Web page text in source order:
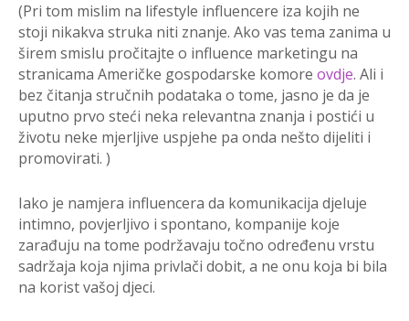
(Pri tom mislim na lifestyle influencere iza kojih ne
stoji nikakva struka niti znanje. Ako vas tema zanima u
širem smislu pročitajte o influence marketingu na
stranicama Američke gospodarske komore ovdje. Ali i
bez čitanja stručnih podataka o tome, jasno je da je
uputno prvo steći neka relevantna znanja i postići u
životu neke mjerljive uspjehe pa onda nešto dijeliti i
promovirati. )
Iako je namjera influencera da komunikacija djeluje
intimno, povjerljivo i spontano, kompanije koje
zarađuju na tome podržavaju točno određenu vrstu
sadržaja koja njima privlači dobit, a ne onu koja bi bila
na korist vašoj djeci.